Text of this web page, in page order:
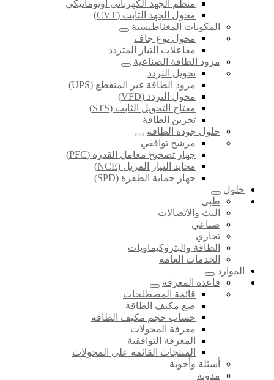
منظم الجهد الكهربائي أوتوماتيكي
محول الجهد الثابت (CVT)
المكونات المغناطيسية
محول نوع جاف
مفاعلات التيار المتردد
مزود الطاقة الصناعية
تحويل التردد
مزود الطاقة غير المنقطع (UPS)
محول التردد (VFD)
مفتاح التحويل الثابت (STS)
تخزين الطاقة
حلول جودة الطاقة
مرشح توافقي
جهاز تصحيح معامل القدرة (PFC)
محايد التيار المزيل (NCE)
جهاز حماية الطفرة (SPD)
حلول
طبي
البث والاتصالات
صناعي
تجاري
الطاقة والبتروكيماويات
الخدمات العامة
الموارد
قاعدة المعرفة
قائمة المصطلحات
ضع مكيف الطاقة
حساب حجم مكيف الطاقة
معرفة المحولات
المعرفة التوافقية
المنتجات القائمة على المحولات
أسئلة وأجوبة
مدونة